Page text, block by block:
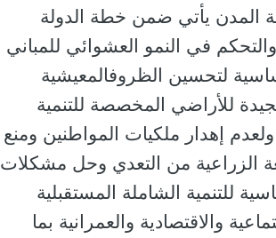
المدن يأتي ضمن خطة الدولة
في النمو العشوائي للمباني
لتحسين الظروفالمعيشية
للأراضي المخصصة للتنمية
إهدار ملكيات المواطنين ومنع
الزراعية من التعدي وحل مشكلات
للتنمية الشاملة المستقبلية
والاقتصادية والعمرانية بما